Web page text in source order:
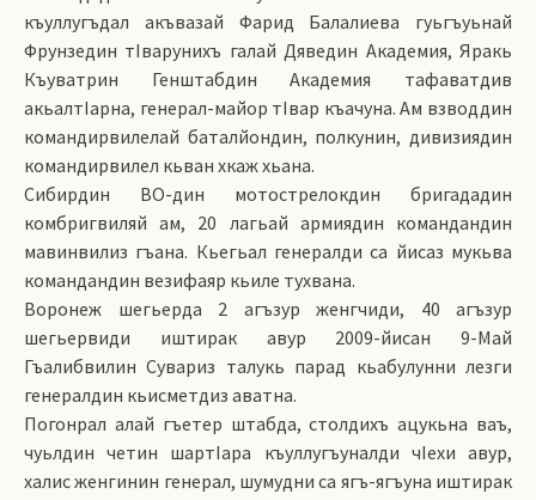
къуллугъдал акъвазай Фарид Балалиева гуьгъуьнай
Фрунзедин тIварунихъ галай Дяведин Академия, Яракь
Къуватрин Генштабдин Академия тафаватдив
акьалтIарна, генерал-майор тIвар къачуна. Ам взводдин
командирвилелай батал­йондин, полкунин, дивизиядин
командирвилел кьван хкаж хьана.
Сибирдин ВО-дин мотострелокдин бригададин
комбригвиляй ам, 20 лагьай армиядин командандин
мавинвилиз гъана. Кьегьал генералди са йисаз мукьва
командандин везифаяр кьиле тух­вана.
Воронеж шегьерда 2 агъзур женгчиди, 40 агъзур
шегьервиди иштирак авур 2009-йисан 9-Май
Гъалибвилин Сувариз талукь парад кьабулунни лезги
генералдин кьисметдиз аватна.
Погонрал алай гъетер штабда, столдихъ ацукьна ваъ,
чуьлдин четин шартIара къуллугъу­налди чIехи авур,
халис женгинин генерал, шумудни са ягъ-ягъуна иштирак